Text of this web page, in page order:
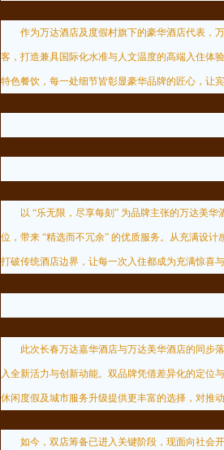
作为万达酒店及度假村旗下的豪华酒店代表，万
客，打造兼具国际化水准与人文温度的高端入住体
特色餐饮，每一处细节皆彰显豪华品牌的匠心，让
以 “乐无限，尽享每刻” 为品牌主张的万达美华
位，带来 “精选而不冗余” 的优质服务。从充满设
打破传统酒店边界，让每一次入住都成为充满惊喜与
此次长春万达嘉华酒店与万达美华酒店的同步落
入全新活力与创新动能。双品牌凭借差异化的定位
休闲度假及城市服务升级提供更丰富的选择，对推
如今，双店筹备已进入关键阶段，现面向社会开